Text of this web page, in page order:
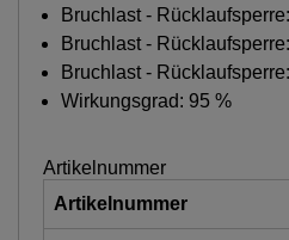
Bruchlast -
Bruchlast -
Bruchlast -
Wirkungsgrad: 95 %
Artikelnummer
Artikelnummer